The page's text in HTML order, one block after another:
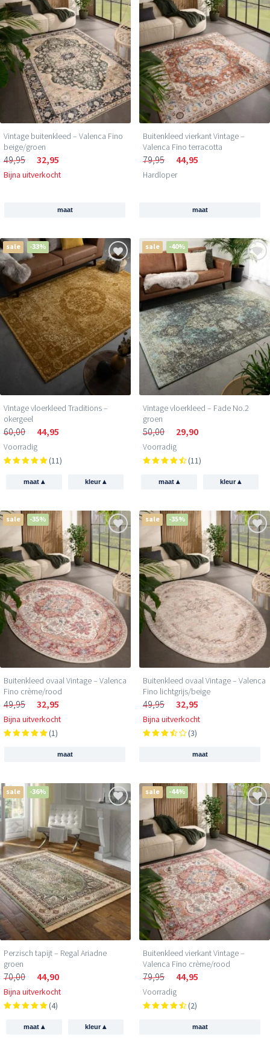
Vintage buitenkleed – Valenca Fino
beige/groen
49,95 32,95
Bijna uitverkocht
maat
Buitenkleed vierkant Vintage –
Valenca Fino terracotta
79,95 44,95
Hardloper
maat
sale -33%
Vintage vloerkleed Traditions –
okergeel
60,00 44,95
Voorradig
(11)
maat ▴ kleur▴
sale -40%
Vintage vloerkleed – Fade No.2
groen
50,00 29,90
Voorradig
(11)
maat ▴ kleur▴
sale -35%
Buitenkleed ovaal Vintage – Valenca
Fino crème/rood
49,95 32,95
Bijna uitverkocht
(1)
maat
sale -35%
Buitenkleed ovaal Vintage – Valenca
Fino lichtgrijs/beige
49,95 32,95
Bijna uitverkocht
(3)
maat
sale -36%
Perzisch tapijt – Regal Ariadne
groen
70,00 44,90
Bijna uitverkocht
(4)
maat ▴ kleur▴
sale -44%
Buitenkleed vierkant Vintage –
Valenca Fino crème/rood
79,95 44,95
Voorradig
(2)
maat